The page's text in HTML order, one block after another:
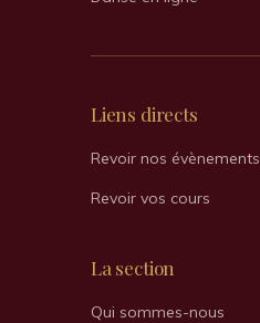
Liens directs
Revoir nos évènements
Revoir vos cours
La section
Qui sommes-nous